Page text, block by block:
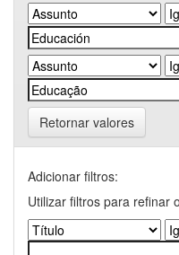
Retornar valores
Adicionar filtros:
Utilizar filtros para refinar